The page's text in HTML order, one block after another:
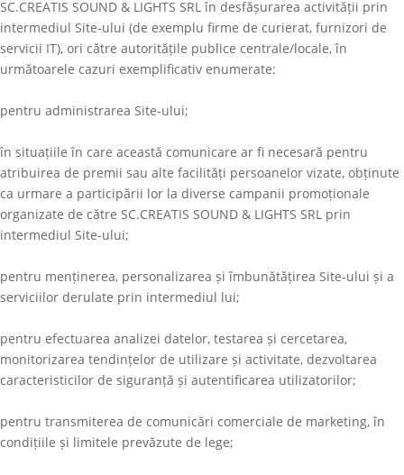
SC.CREATIS SOUND & LIGHTS SRLîn desfășurarea activității prin
intermediul Site-ului (de exemplu firme de curierat, furnizori de
servicii IT), ori către autoritățile publice centrale/locale, în
următoarele cazuri exemplificativ enumerate:
pentru administrarea Site-ului;
în situațiile în care această comunicare ar fi necesară pentru
atribuirea de premii sau alte facilități persoanelor vizate, obținute
ca urmare a participării lor la diverse campanii promoționale
organizate de către SC.CREATIS SOUND & LIGHTS SRL prin
intermediul Site-ului;
pentru menținerea, personalizarea și îmbunătățirea Site-ului și a
serviciilor derulate prin intermediul lui;
pentru efectuarea analizei datelor, testarea și cercetarea,
monitorizarea tendințelor de utilizare și activitate, dezvoltarea
caracteristicilor de siguranță și autentificarea utilizatorilor;
pentru transmiterea de comunicări comerciale de marketing, în
condițiile și limitele prevăzute de lege;